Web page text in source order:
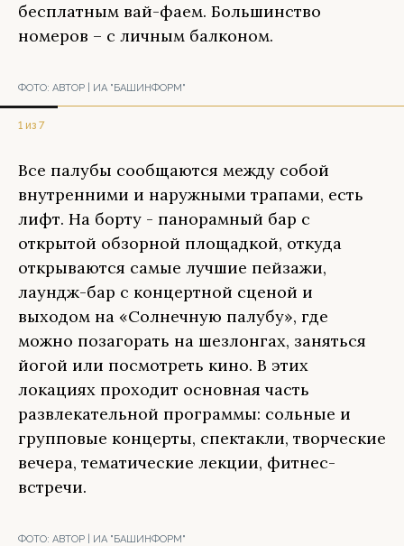
бесплатным вай-фаем. Большинство
номеров – с личным балконом.
ФОТО: АВТОР | ИА "БАШИНФОРМ"
1 из 7
Все палубы сообщаются между собой
внутренними и наружными трапами, есть
лифт. На борту - панорамный бар с
открытой обзорной площадкой, откуда
открываются самые лучшие пейзажи,
лаундж-бар с концертной сценой и
выходом на «Солнечную палубу», где
можно позагорать на шезлонгах, заняться
йогой или посмотреть кино. В этих
локациях проходит основная часть
развлекательной программы: сольные и
групповые концерты, спектакли, творческие
вечера, тематические лекции, фитнес-
встречи.
ФОТО: АВТОР | ИА "БАШИНФОРМ"